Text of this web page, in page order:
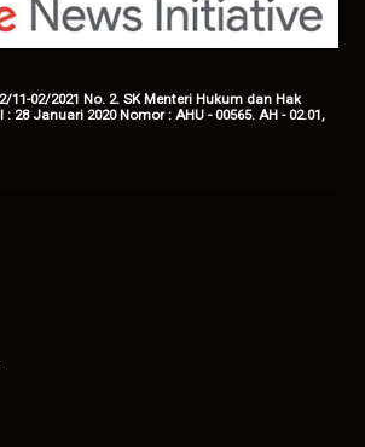
11-02/2021 No. 2. SK Menteri Hukum dan Hak
28 Januari 2020 Nomor : AHU - 00565. AH - 02.01,